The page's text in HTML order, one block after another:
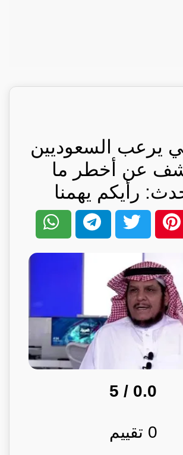
يرعب السعوديين
عن أخطر ما
رأيكم يهمنا
0.0
/ 5
0 تقييم